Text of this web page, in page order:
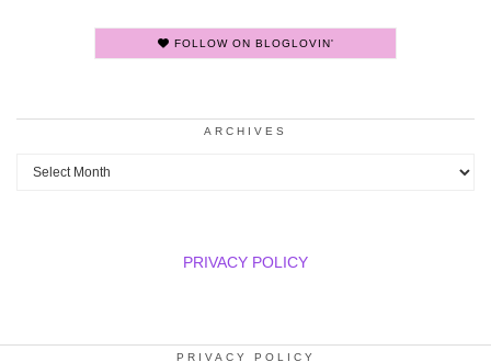
FOLLOW ON BLOGLOVIN'
ARCHIVES
Archives
PRIVACY POLICY
PRIVACY POLICY